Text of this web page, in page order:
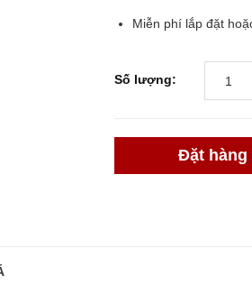
Miễn phí lắp đặt
Số lượng:
Đặt hàng